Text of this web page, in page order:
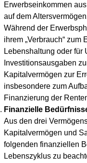
Erwerbseinkommen
auf dem
Während der
ihrem „Verbrauch“
Lebenshaltung oder für
Investitionsausgaben
Kapitalvermögen zur
insbesondere zum
Finanzierung der
Finanzielle
Aus den drei
Kapitalvermögen und
folgenden finanziellen
Lebenszyklus zu